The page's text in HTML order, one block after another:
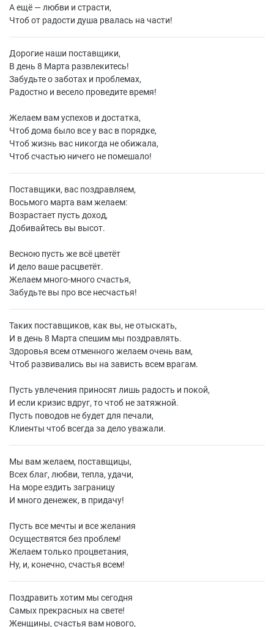
А ещё — любви и страсти,
Чтоб от радости душа рвалась на части!
Дорогие наши поставщики,
В день 8 Марта развлекитесь!
Забудьте о заботах и проблемах,
Радостно и весело проведите время!
Желаем вам успехов и достатка,
Чтоб дома было все у вас в порядке,
Чтоб жизнь вас никогда не обижала,
Чтоб счастью ничего не помешало!
Поставщики, вас поздравляем,
Восьмого марта вам желаем:
Возрастает пусть доход,
Добивайтесь вы высот.
Весною пусть же всё цветёт
И дело ваше расцветёт.
Желаем много-много счастья,
Забудьте вы про все несчастья!
Таких поставщиков, как вы, не отыскать,
И в день 8 Марта спешим мы поздравлять.
Здоровья всем отменного желаем очень вам,
Чтоб развивались вы на зависть всем врагам.
Пусть увлечения приносят лишь радость и покой,
И если кризис вдруг, то чтоб не затяжной.
Пусть поводов не будет для печали,
Клиенты чтоб всегда за дело уважали.
Мы вам желаем, поставщицы,
Всех благ, любви, тепла, удачи,
На море ездить заграницу
И много денежек, в придачу!
Пусть все мечты и все желания
Осуществятся без проблем!
Желаем только процветания,
Ну, и, конечно, счастья всем!
Поздравить хотим мы сегодня
Самых прекрасных на свете!
Женщины, счастья вам нового,